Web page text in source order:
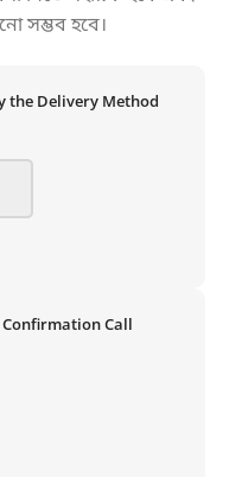
সম্ভব হবে।
the Delivery Method
Confirmation Call